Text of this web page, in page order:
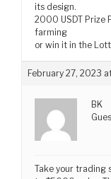
its design.
2000 USDT Prize
farming
or win it in the
February 27, 2023
BK
Take your trading